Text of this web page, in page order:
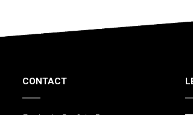
CONTACT